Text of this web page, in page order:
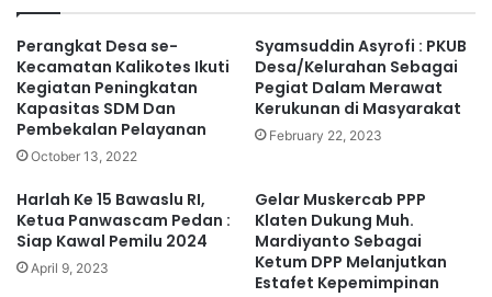
Perangkat Desa se-
Kecamatan Kalikotes Ikuti
Kegiatan Peningkatan
Kapasitas SDM Dan
Pembekalan Pelayanan
October 13, 2022
Syamsuddin Asyrofi : PKUB
Desa/Kelurahan Sebagai
Pegiat Dalam Merawat
Kerukunan di Masyarakat
February 22, 2023
Harlah Ke 15 Bawaslu RI,
Ketua Panwascam Pedan :
Siap Kawal Pemilu 2024
April 9, 2023
Gelar Muskercab PPP
Klaten Dukung Muh.
Mardiyanto Sebagai
Ketum DPP Melanjutkan
Estafet Kepemimpinan